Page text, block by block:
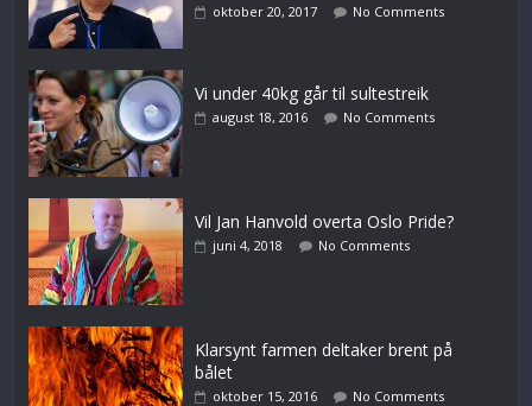
oktober 20, 2017 No Comments
Vi under 40kg går til sultestreik
august 18, 2016 No Comments
Vil Jan Hanvold overta Oslo Pride?
juni 4, 2018 No Comments
Klarsynt farmen deltaker brent på
bålet
oktober 15, 2016 No Comments